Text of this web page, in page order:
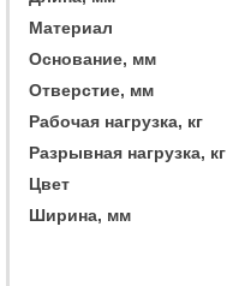
Материал
Основание, мм
Отверстие, мм
Рабочая нагрузка, кг
Разрывная нагрузка, кг
Цвет
Ширина, мм